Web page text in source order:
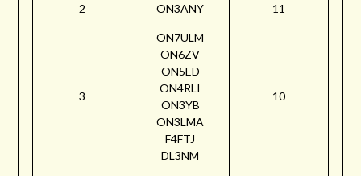
2 ON3ANY 11
3
ON7ULM
ON6ZV
ON5ED
ON4RLI
ON3YB
ON3LMA
F4FTJ
DL3NM
10